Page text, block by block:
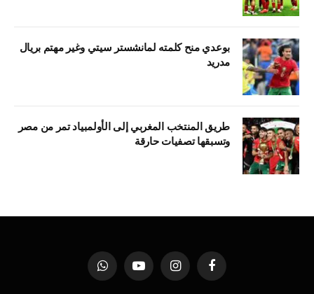
بوعدي منح كلمته لمانشستر سيتي وغير مهتم بريال
مدريد
طريق المنتخب المغربي إلى الأولمبياد تمر من مصر
وتسبقها تصفيات حارقة
فيسبوك الانستغراميوتيوب واتساب